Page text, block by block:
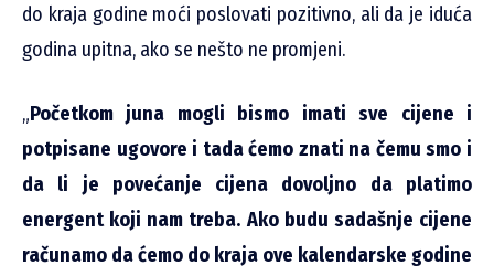
do kraja godine moći poslovati pozitivno, ali da je iduća
godina upitna, ako se nešto ne promjeni.
„Početkom juna mogli bismo imati sve cijene i
potpisane ugovore i tada ćemo znati na čemu smo i
da li je povećanje cijena dovoljno da platimo
energent koji nam treba. Ako budu sadašnje cijene
računamo da ćemo do kraja ove kalendarske godine